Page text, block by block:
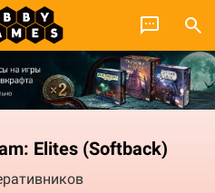
Elites (Softback)